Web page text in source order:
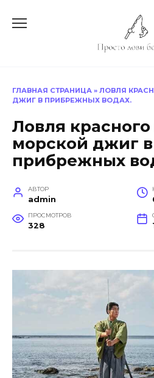
ГЛАВНАЯ СТРАНИЦА » ЛОВЛЯ
ДЖИГ В ПРИБРЕЖНЫХ ВОДАХ.
Ловля красного
морской джиг в
прибрежных
АВТОР
admin
ПРОСМОТРОВ
328